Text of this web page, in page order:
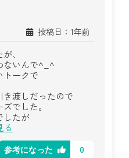
投稿日：1年前
、
ないんで︎^_^
トークで
渡しだったので
でした。
したが
る
参考になった 0